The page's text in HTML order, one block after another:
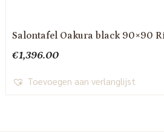
Salontafel Oakura black 90×90
€1,396.00
Toevoegen aan verlanglijst